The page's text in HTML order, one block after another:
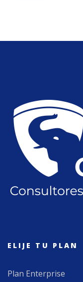
ELIJE TU PLAN
Plan Enterprise